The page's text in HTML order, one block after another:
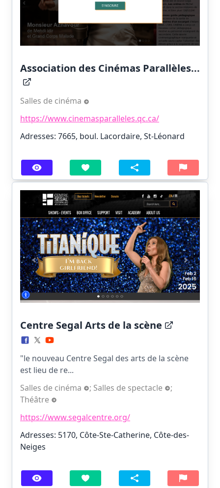
Association des Cinémas Parallèles...
Salles de cinéma
https://www.cinemasparalleles.qc.ca/
Adresses: 7665, boul. Lacordaire, St-Léonard
Centre Segal Arts de la scène
"le nouveau Centre Segal des arts de la scène
est lieu de re...
Salles de cinéma
; Salles de spectacle
;
Théâtre
https://www.segalcentre.org/
Adresses: 5170, Côte-Ste-Catherine, Côte-des-
Neiges